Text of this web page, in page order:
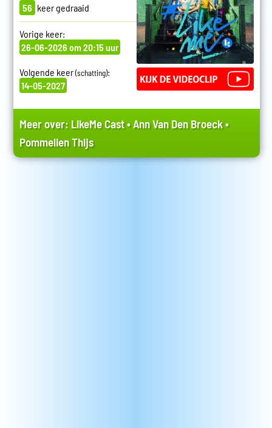
56 keer gedraaid
Vorige keer:
26-06-2026 om 20:15 uur
Volgende keer(schatting):
14-05-2027
Meer over: LikeMe Cast•Ann Van Den Broeck•
Pommelien Thijs